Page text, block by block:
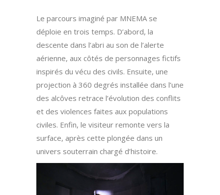
Le parcours imaginé par MNEMA se
déploie en trois temps. D’abord, la
descente dans l’abri au son de l’alerte
aérienne, aux côtés de personnages fictifs
inspirés du vécu des civils. Ensuite, une
projection à 360 degrés installée dans l’une
des alcôves retrace l’évolution des conflits
et des violences faites aux populations
civiles. Enfin, le visiteur remonte vers la
surface, après cette plongée dans un
univers souterrain chargé d’histoire.